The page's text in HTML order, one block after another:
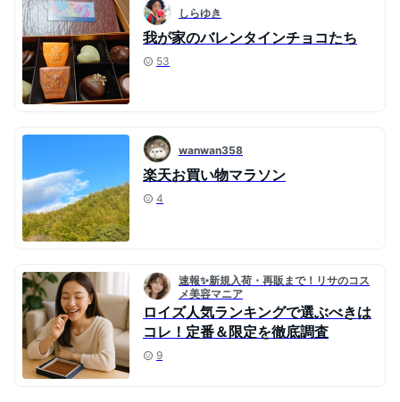
しらゆき
我が家のバレンタインチョコたち
53
wanwan358
楽天お買い物マラソン
4
速報✨新規入荷・再販まで！リサのコス
メ美容マニア
ロイズ人気ランキングで選ぶべきは
コレ！定番＆限定を徹底調査
9